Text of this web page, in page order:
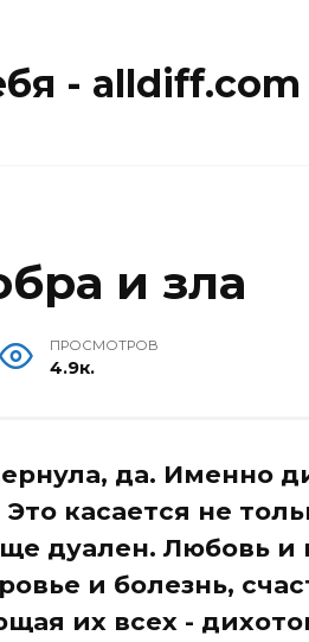
- alldiff.com
и зла
ПРОСМОТРОВ
4.9к.
да. Именно
касается не
дуален. Любовь и
и болезнь,
их всех -